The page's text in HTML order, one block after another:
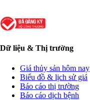
Dữ liệu & Thị trường
Giá thủy sản hôm nay
Biểu đồ & lịch sử giá
Báo cáo thị trường
Báo cáo dịch bệnh